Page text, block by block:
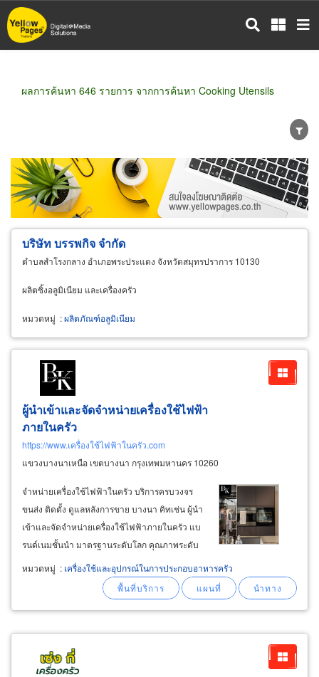
ข้าม
ไป
ผลการค้นหา 646 รายการ จากการค้นหา Cooking Utensils
ขายส่ง ขายปลีก ผู้ผลิต
ตัวแทนจัดจำหน่าย
ผู้ส่งออก/นำเข้า
ธุรกิจบริการ
บริษัท บรรพกิจ จำกัด
ตำบลสำโรงกลาง อำเภอพระประแดง จังหวัดสมุทรปราการ 10130
ผลิตซิ้งอลูมิเนียม และเครื่องครัว
หมวดหมู่ :ผลิตภัณฑ์อลูมิเนียม
ผู้นำเข้าและจัดจำหน่ายเครื่องใช้ไฟฟ้า
ภายในครัว
https://www.เครื่องใช้ไฟฟ้าในครัว.com
แขวงบางนาเหนือ เขตบางนา กรุงเทพมหานคร 10260
จำหน่ายเครื่องใช้ไฟฟ้าในครัว บริการครบวงจร
ขนส่ง ติดตั้ง ดูแลหลังการขาย บางนา คิทเช่น ผู้นำ
เข้าและจัดจำหน่ายเครื่องใช้ไฟฟ้าภายในครัว แบ
รนด์เนมชั้นนำ มาตรฐานระดับโลก คุณภาพระดับ
พรีเมี่ยม พร้อมเทคโนโลยีที่ทันสมัย ดีไซน์สวยงาม
มีให้เลือกหลากหลายสไตล์ สินค้ากลุ่มเครื่องใช้
ไฟฟ้าในครัวที่พร้อมให้บริการ
หมวดหมู่ : เครื่องใช้และอุปกรณ์ในการประกอบอาหารครัว